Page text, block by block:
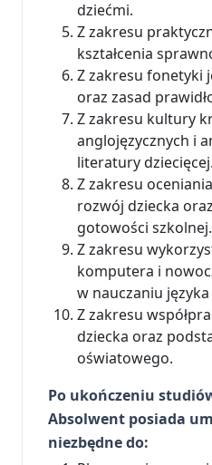
dziećmi.
Z zakresu
kształcenia
Z zakresu fonetyki
oraz zasad
Z zakresu kultury
anglojęzycznych i
literatury dziecięcej.
Z zakresu
rozwój dziecka
gotowości szkolnej.
Z zakresu
komputera i
w nauczaniu
Z zakresu
dziecka oraz
oświatowego.
Po ukończeniu
Absolwent posiada
niezbędne do: